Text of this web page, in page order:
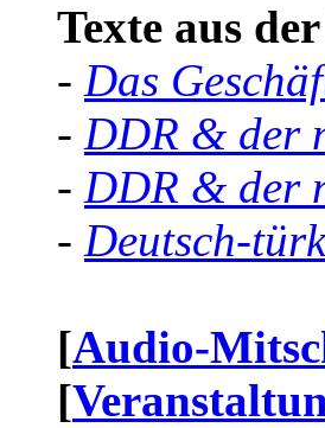
Texte aus
- Das
- DDR & der
- DDR & der
- Deutsch-
[Audio-
[